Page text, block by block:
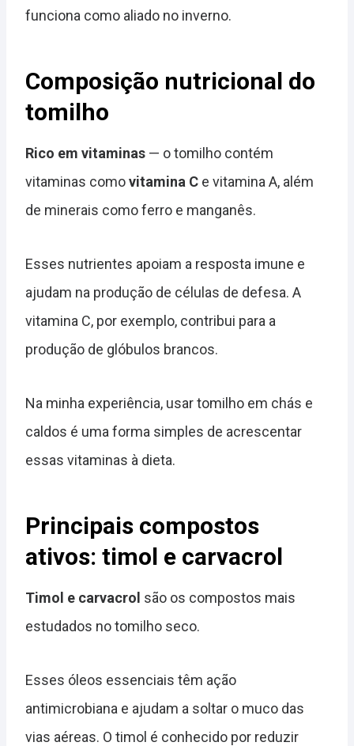
funciona como aliado no inverno.
Composição nutricional do
tomilho
Rico em vitaminas — o tomilho contém
vitaminas comovitamina C e vitamina A, além
de minerais como ferro e manganês.
Esses nutrientes apoiam a resposta imune e
ajudam na produção de células de defesa. A
vitamina C, por exemplo, contribui para a
produção de glóbulos brancos.
Na minha experiência, usar tomilho em chás e
caldos é uma forma simples de acrescentar
essas vitaminas à dieta.
Principais compostos
ativos: timol e carvacrol
Timol e carvacrol são os compostos mais
estudados no tomilho seco.
Esses óleos essenciais têm ação
antimicrobiana e ajudam a soltar o muco das
vias aéreas. O timol é conhecido por reduzir